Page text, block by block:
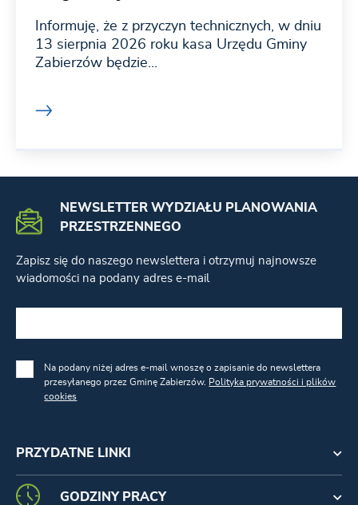
Informuję, że z przyczyn technicznych, w dniu
13 sierpnia 2026 roku kasa Urzędu Gminy
Zabierzów będzie...
PRZYDATNE LINKI
NEWSLETTER WYDZIAŁU PLANOWANIA
PRZESTRZENNEGO
Zapisz się do naszego newslettera i otrzymuj najnowsze
wiadomości na podany adres e-mail
Na podany niżej adres e-mail wnoszę o zapisanie do newslettera
przesyłanego przez Gminę Zabierzów. Polityka prywatności i plików
cookies
GODZINY PRACY